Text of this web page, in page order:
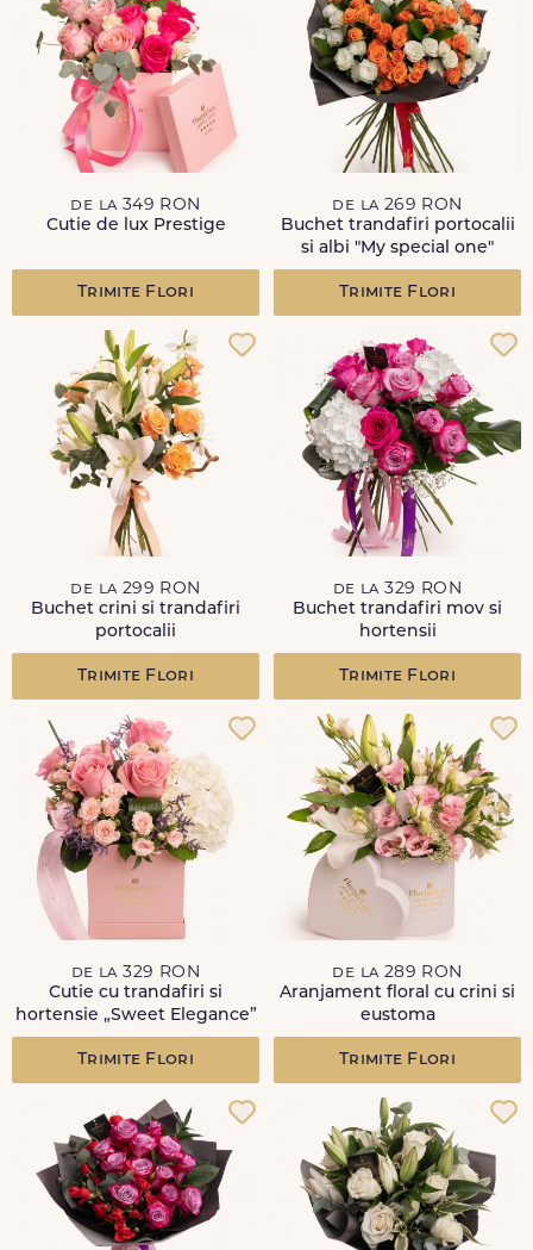
de la 349 RON
Cutie de lux Prestige
Trimite Flori
de la 269 RON
Buchet trandafiri portocalii
si albi "My special one"
Trimite Flori
de la 299 RON
Buchet crini si trandafiri
portocalii
Trimite Flori
de la 329 RON
Buchet trandafiri mov si
hortensii
Trimite Flori
de la 329 RON
Cutie cu trandafiri si
hortensie „Sweet Elegance”
Trimite Flori
de la 289 RON
Aranjament floral cu crini si
eustoma
Trimite Flori